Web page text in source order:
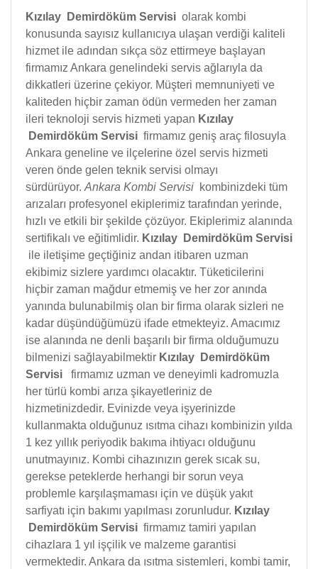
Kızılay Demirdöküm Servisi olarak kombi
konusunda sayısız kullanıcıya ulaşan verdiği kaliteli
hizmet ile adından sıkça söz ettirmeye başlayan
firmamız Ankara genelindeki servis ağlarıyla da
dikkatleri üzerine çekiyor. Müşteri memnuniyeti ve
kaliteden hiçbir zaman ödün vermeden her zaman
ileri teknoloji servis hizmeti yapan Kızılay
Demirdöküm Servisi firmamız geniş araç filosuyla
Ankara geneline ve ilçelerine özel servis hizmeti
veren önde gelen teknik servisi olmayı
sürdürüyor. Ankara Kombi Servisi kombinizdeki tüm
arızaları profesyonel ekiplerimiz tarafından yerinde,
hızlı ve etkili bir şekilde çözüyor. Ekiplerimiz alanında
sertifikalı ve eğitimlidir. Kızılay Demirdöküm Servisi
ile iletişime geçtiğiniz andan itibaren uzman
ekibimiz sizlere yardımcı olacaktır. Tüketicilerini
hiçbir zaman mağdur etmemiş ve her zor anında
yanında bulunabilmiş olan bir firma olarak sizleri ne
kadar düşündüğümüzü ifade etmekteyiz. Amacımız
ise alanında ne denli başarılı bir firma olduğumuzu
bilmenizi sağlayabilmektir Kızılay Demirdöküm
Servisi
firmamız uzman ve deneyimli kadromuzla
her türlü kombi arıza şikayetleriniz de
hizmetinizdedir. Evinizde veya işyerinizde
kullanmakta olduğunuz ısıtma cihazı kombinizin yılda
1 kez yıllık periyodik bakıma ihtiyacı olduğunu
unutmayınız. Kombi cihazınızın gerek sıcak su,
gerekse peteklerde herhangi bir sorun veya
problemle karşılaşmaması için ve düşük yakıt
sarfiyatı için bakımı yapılması zorunludur. Kızılay
Demirdöküm Servisi firmamız tamiri yapılan
cihazlara 1 yıl işçilik ve malzeme garantisi
vermektedir. Ankara da ısıtma sistemleri, kombi tamir,